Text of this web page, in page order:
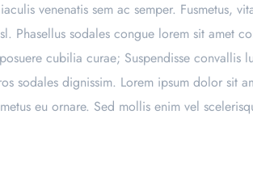
venenatis sem ac semper. Fusmetus,
sodales congue lorem sit amet
cubilia curae; Suspendisse
sodales dignissim. Lorem ipsum dolor sit
eu ornare. Sed mollis enim vel